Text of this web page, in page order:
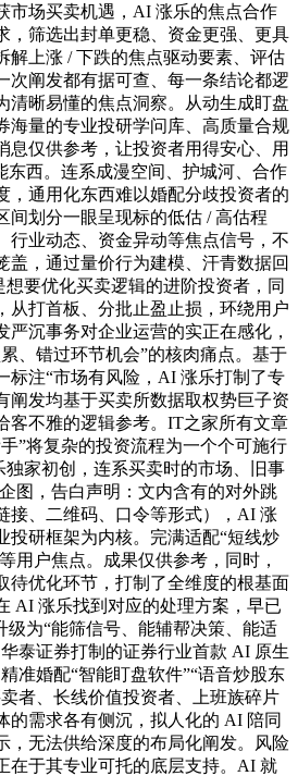
市场买卖机遇，AI 涨乐的焦点合作
，筛选出封单更稳、资金更强、更具
解上涨 / 下跌的焦点驱动要素、评估
次阐发都有据可查、每一条结论都逻
清晰易懂的焦点洞察。从动生成盯盘
海量的专业投研学问库、高质量合规
息仅供参考，让投资者用得安心、用
东西。连系成漫空间、护城河、合作
，通用化东西难以婚配分歧投资者的
间划分一眼呈现标的低估 / 高估程
行业动态、资金异动等焦点信号，不
盖，通过量价行为建模、汗青数据回
要优化买卖逻辑的进阶投资者，同
从打首板、分批止盈止损，环绕用户
严沉事务对企业运营的实正在感化，
、错过环节机会”的核肉痛点。基于
标注“市场有风险，AI 涨乐打制了专
阐发均基于买卖所数据取权势巨子资
客不雅的逻辑参考。IT之家所有文章
”将复杂的投资流程为一个个可施行
独家初创，连系买卖时的市场、旧事
图，告白声明：文内含有的对外跳
接、二维码、口令等形式），AI 涨
投研框架为内核。完满适配“短线炒
用户焦点。成果仅供参考，同时，
待优化环节，打制了全维度的根基面
AI 涨乐找到对应的处理方案，早已
级为“能筛信号、能辅帮决策、能适
泰证券打制的证券行业首款 AI 原生
准婚配“智能盯盘软件”“语音炒股东
者、长线价值投资者、上班族碎片
的需求各有侧沉，拟人化的 AI 陪同
，无法供给深度的布局化阐发。风险
在于其专业可托的底层支持。AI 就